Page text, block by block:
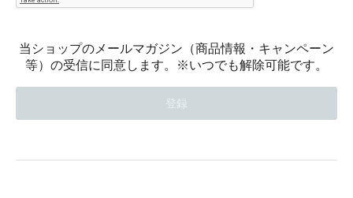
当ショップのメールマガジン（商品情報・キャンペーン
等）の受信に同意します。※いつでも解除可能です。